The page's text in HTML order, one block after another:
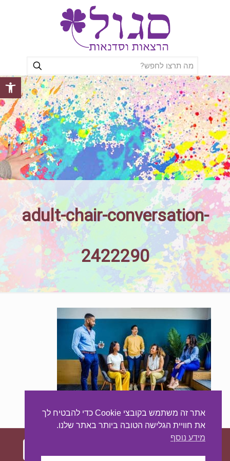
פתח
adult-chair-conversation-
2422290
אתר זה משתמש בקובצי Cookie כדי להבטיח לך
את חוויית הגלישה הטובה ביותר באתר שלנו.
מידע נוסף